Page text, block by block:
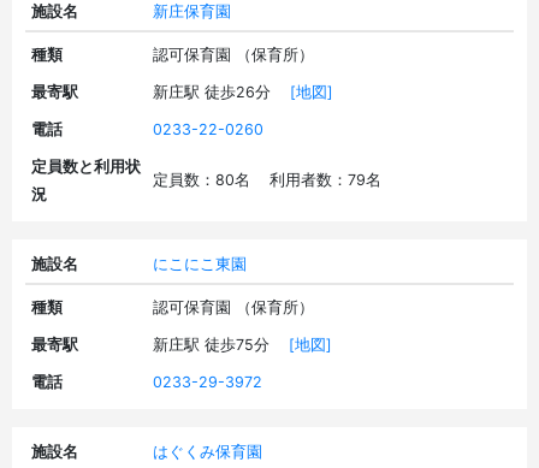
施設名 新庄保育園
種類 認可保育園 （保育所）
最寄駅 新庄駅 徒歩26分 [地図]
電話 0233-22-0260
定員数と利用状
況
定員数：80名 利用者数：79名
施設名 にこにこ東園
種類 認可保育園 （保育所）
最寄駅 新庄駅 徒歩75分 [地図]
電話 0233-29-3972
施設名 はぐくみ保育園